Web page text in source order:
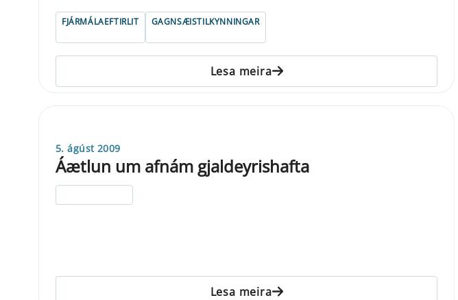
FJÁRMÁLAEFTIRLIT GAGNSÆISTILKYNNINGAR
Lesa meira
5. ágúst 2009
Áætlun um afnám gjaldeyrishafta
Lesa meira